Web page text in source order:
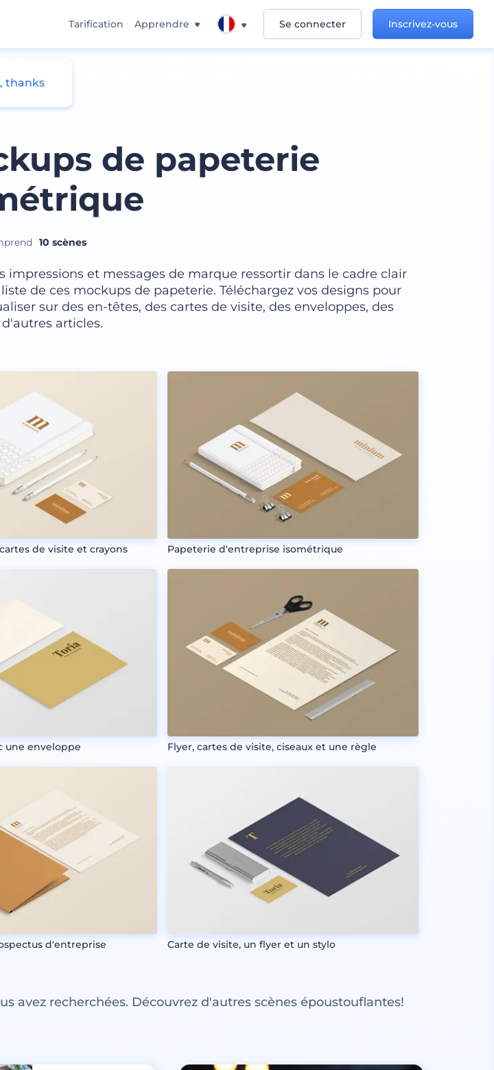
Tarification Apprendre Se connecter Inscrivez-vous
de papeterie
10 scènes
impressions et messages de marque ressortir dans le cadre clair
de ces mockups de papeterie. Téléchargez vos designs pour
sur des en-têtes, des cartes de visite, des enveloppes, des
articles.
de visite et crayons
une enveloppe
d'entreprise
Papeterie d'entreprise isométrique
Flyer, cartes de visite, ciseaux et une règle
Carte de visite, un flyer et un stylo
avez recherchées. Découvrez d'autres scènes époustouflantes!
thanks